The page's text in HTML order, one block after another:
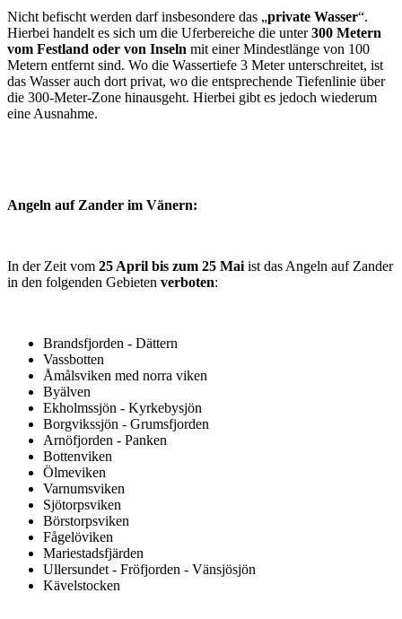
Nicht befischt werden darf insbesondere das „private Wasser“.
Hierbei handelt es sich um die Uferbereiche die unter300 Metern
vom Festland oder von Inseln mit einer Mindestlänge von 100
Metern entfernt sind. Wo die Wassertiefe 3 Meter unterschreitet, ist
das Wasser auch dort privat, wo die entsprechende Tiefenlinie über
die 300-Meter-Zone hinausgeht. Hierbei gibt es jedoch wiederum
eine Ausnahme.
Angeln auf Zander im Vänern:
In der Zeit vom 25 April bis zum 25 Mai ist das Angeln auf Zander
in den folgenden Gebieten verboten:
Brandsfjorden - Dättern
Vassbotten
Åmålsviken med norra viken
Byälven
Ekholmssjön - Kyrkebysjön
Borgvikssjön - Grumsfjorden
Arnöfjorden - Panken
Bottenviken
Ölmeviken
Varnumsviken
Sjötorpsviken
Börstorpsviken
Fågelöviken
Mariestadsfjärden
Ullersundet - Fröfjorden - Vänsjösjön
Kävelstocken